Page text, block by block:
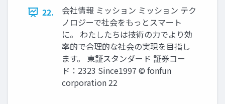
22.
会社情報 ミッション ミッション テク
ノロジーで社会をもっとスマート
に。 わたしたちは技術の力でより効
率的で合理的な社会の実現を目指し
ます。 東証スタンダード 証券コー
ド：2323 Since1997 © fonfun
corporation 22